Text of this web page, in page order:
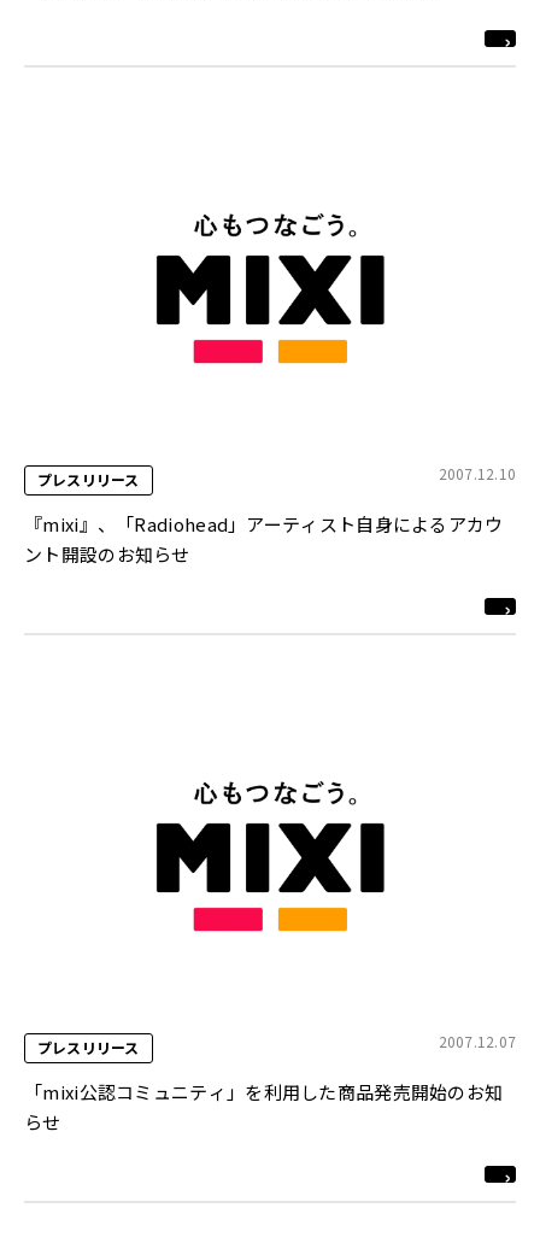
プレスリリース 2007.12.10
『mixi』、「Radiohead」アーティスト自身によるアカウ
ント開設のお知らせ
プレスリリース 2007.12.07
「mixi公認コミュニティ」を利用した商品発売開始のお知
らせ